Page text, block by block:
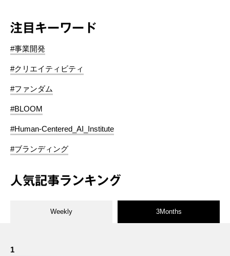
注目キーワード
#事業開発
#クリエイティビティ
#ファンダム
#BLOOM
#Human-Centered_AI_Institute
#ブランディング
人気記事ランキング
Weekly 3Months
1